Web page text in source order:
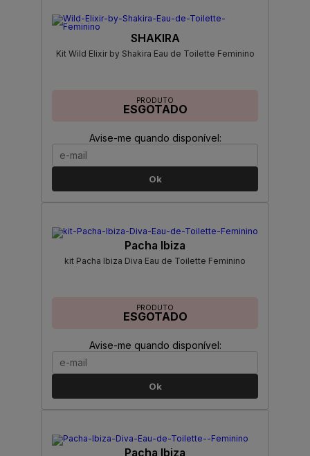
SHAKIRA
Kit Wild Elixir by Shakira Eau de Toilette Feminino
PRODUTO
ESGOTADO
Avise-me quando disponível:
Ok
Pacha Ibiza
kit Pacha Ibiza Diva Eau de Toilette Feminino
PRODUTO
ESGOTADO
Avise-me quando disponível:
Ok
Pacha Ibiza